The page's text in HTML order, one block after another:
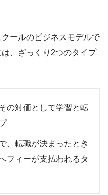
ールのビジネスモデルで
、ざっくり2つのタイプ
の対価として学習と転
、転職が決まったとき
フィーが支払われるタ